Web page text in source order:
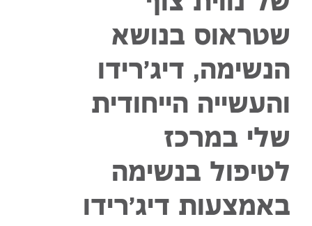
שטראוס בנושא
הנשימה, דיג'רידו
והעשייה הייחודית
שלי במרכז
לטיפול בנשימה
באמצעות דיג'רידו